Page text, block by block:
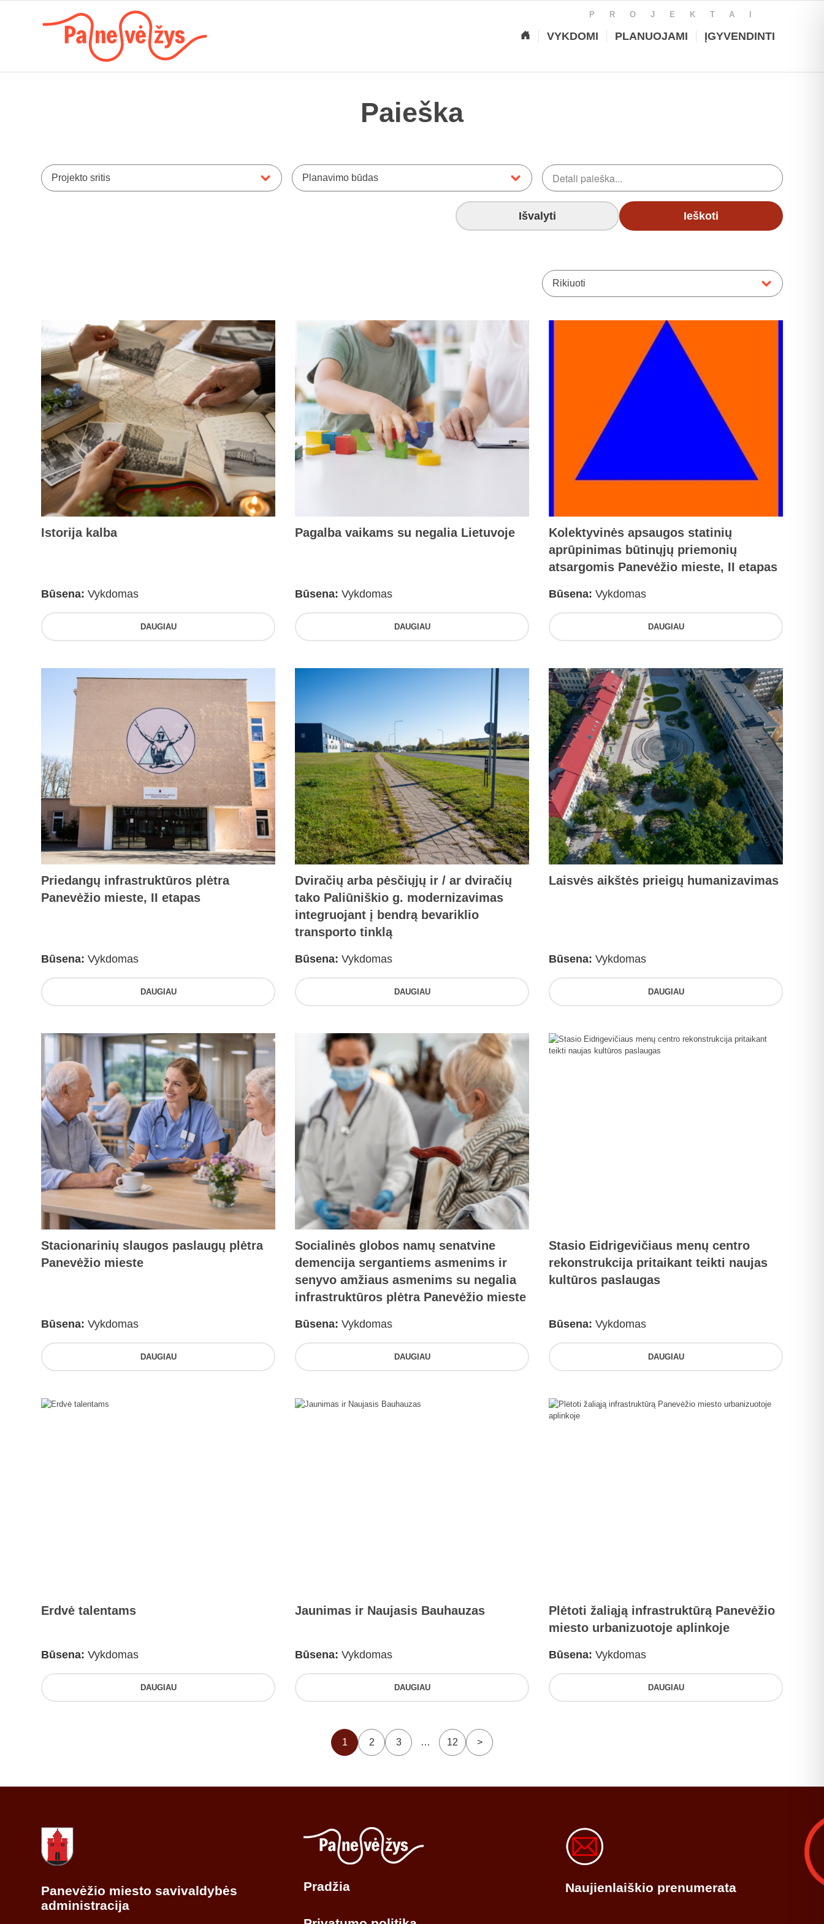
PROJEKTAI
VYKDOMI PLANUOJAMI ĮGYVENDINTI
Paieška
Projekto sritis Planavimo būdas
Išvalyti Ieškoti
Rikiuoti
Istorija kalba
Būsena: Vykdomas
DAUGIAU
Pagalba vaikams su negalia Lietuvoje
Būsena: Vykdomas
DAUGIAU
Kolektyvinės apsaugos statinių
aprūpinimas būtinųjų priemonių
atsargomis Panevėžio mieste, II etapas
Būsena: Vykdomas
DAUGIAU
Priedangų infrastruktūros plėtra
Panevėžio mieste, II etapas
Būsena: Vykdomas
DAUGIAU
Dviračių arba pėsčiųjų ir / ar dviračių
tako Paliūniškio g. modernizavimas
integruojant į bendrą bevariklio
transporto tinklą
Būsena: Vykdomas
DAUGIAU
Laisvės aikštės prieigų humanizavimas
Būsena: Vykdomas
DAUGIAU
Stacionarinių slaugos paslaugų plėtra
Panevėžio mieste
Būsena: Vykdomas
DAUGIAU
Socialinės globos namų senatvine
demencija sergantiems asmenims ir
senyvo amžiaus asmenims su negalia
infrastruktūros plėtra Panevėžio mieste
Būsena: Vykdomas
DAUGIAU
Stasio Eidrigevičiaus menų centro
rekonstrukcija pritaikant teikti naujas
kultūros paslaugas
Būsena: Vykdomas
DAUGIAU
Erdvė talentams
Būsena: Vykdomas
DAUGIAU
Jaunimas ir Naujasis Bauhauzas
Būsena: Vykdomas
DAUGIAU
Plėtoti žaliąją infrastruktūrą Panevėžio
miesto urbanizuotoje aplinkoje
Būsena: Vykdomas
DAUGIAU
1 2 3 … 12 >
Panevėžio miesto savivaldybės
administracija
Pradžia Naujienlaiškio prenumerata